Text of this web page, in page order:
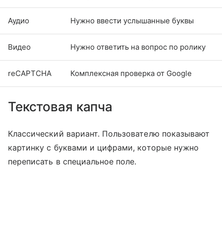
Аудио Нужно ввести услышанные буквы
Видео Нужно ответить на вопрос по ролику
reCAPTCHA Комплексная проверка от Google
Текстовая капча
Классический вариант. Пользователю показывают
картинку с буквами и цифрами, которые нужно
переписать в специальное поле.